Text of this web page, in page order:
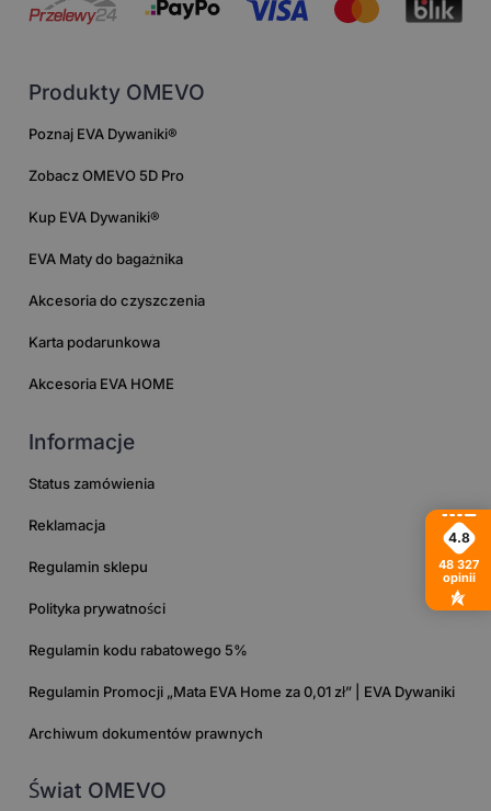
Produkty OMEVO
Poznaj EVA Dywaniki®
Zobacz OMEVO 5D Pro
Kup EVA Dywaniki®
EVA Maty do bagażnika
Akcesoria do czyszczenia
Karta podarunkowa
Akcesoria EVA HOME
Informacje
Status zamówienia
Reklamacja
Regulamin sklepu
Polityka prywatności
Regulamin kodu rabatowego 5%
Regulamin Promocji „Mata EVA Home za 0,01 zł” | EVA Dywaniki
Archiwum dokumentów prawnych
Świat OMEVO
4.8
48 327
opinii